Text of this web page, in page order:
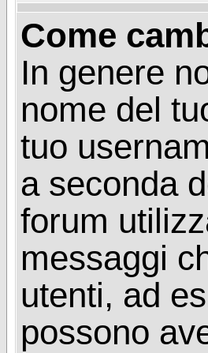
Come
In genere
nome del
tuo
a seconda
forum
messaggi
utenti, ad
possono